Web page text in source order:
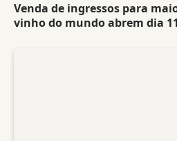
Venda de ingressos para
vinho do mundo abrem dia 11